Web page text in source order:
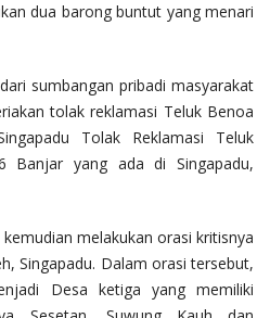
dua barong buntut yang menari
sumbangan pribadi masyarakat
tolak reklamasi Teluk Benoa
Tolak Reklamasi Teluk
Banjar yang ada di Singapadu,
melakukan orasi kritisnya
Singapadu. Dalam orasi tersebut,
Desa ketiga yang memiliki